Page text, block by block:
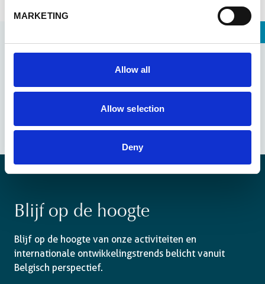
MARKETING
Allow all
Allow selection
Deny
Bekijk alle updates
Blijf op de hoogte
Blijf op de hoogte van onze activiteiten en
internationale ontwikkelingstrends belicht vanuit
Belgisch perspectief.